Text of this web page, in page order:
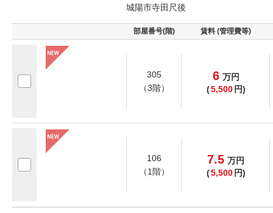
城陽市寺田尺後
部屋番号(階) 賃料 (管理費等)
305
（3階）
6 万円
(5,500 円)
106
（1階）
7.5 万円
(5,500 円)